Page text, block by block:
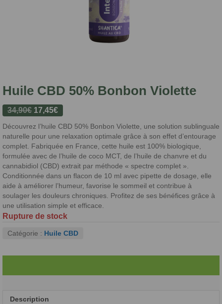
Huile CBD 50% Bonbon Violette
34,90€ Le
initial
était :
34,90€.
17,45€Le
actuel
est :
17,45€.
Découvrez l’huile CBD 50% Bonbon Violette, une solution sublinguale
naturelle pour une relaxation optimale grâce à son effet d’entourage
complet. Fabriquée en France, cette huile est 100% biologique,
formulée avec de l’huile de coco MCT, de l’huile de chanvre et du
cannabidiol (CBD) extrait par méthode « spectre complet ».
Conditionnée dans un flacon de 10 ml avec pipette de dosage, elle
aide à améliorer l’humeur, favorise le sommeil et contribue à
soulager les douleurs chroniques. Profitez de ses bénéfices grâce à
une utilisation simple et efficace.
Rupture de stock
Catégorie : Huile CBD
Description